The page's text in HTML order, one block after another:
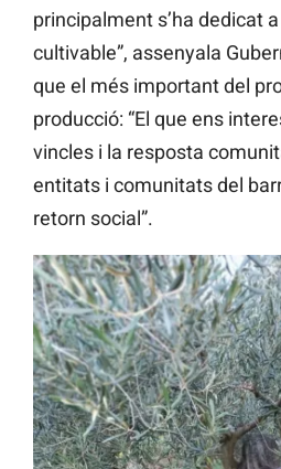
principalment s’ha dedicat
cultivable”, assenyala
que el més important del
producció: “El que ens
vincles i la resposta
entitats i comunitats del
retorn social”.